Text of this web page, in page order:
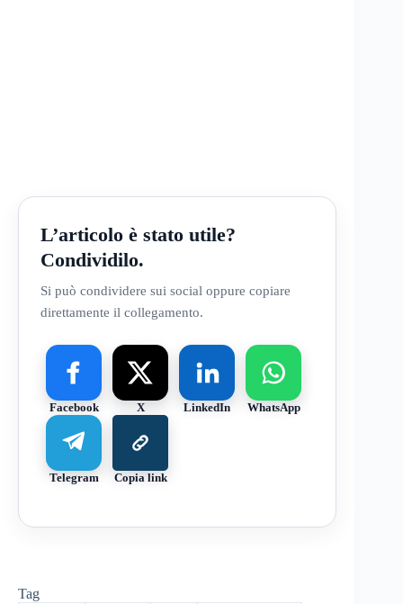
L’articolo è stato utile?
Condividilo.
Si può condividere sui social oppure copiare
direttamente il collegamento.
Facebook X LinkedIn WhatsApp
Telegram Copia link
Tag